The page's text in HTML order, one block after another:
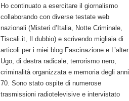
Ho continuato a esercitare il giornalismo
collaborando con diverse testate web
nazionali (Misteri d’Italia, Notte Criminale,
Tiscali.it, Il dubbio) e scrivendo migliaia di
articoli per i miei blog Fascinazione e L’alter
Ugo, di destra radicale, terrorismo nero,
criminalità organizzata e memoria degli anni
70. Sono stato ospite di numerose
trasmissioni radiotelevisive e intervistato